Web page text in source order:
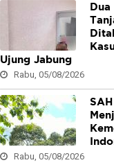
Dua
Ujung Jabung
Rabu, 05/08/2026
Rabu, 05/08/2026